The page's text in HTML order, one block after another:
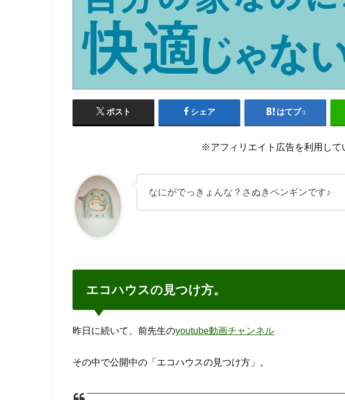
ポスト シェア はてブ3
※アフィリエイト広告を利用して
なにがでっきょんな？さぬきペンギンです♪
エコハウスの見つけ方。
昨日に続いて、前先生のyoutube動画チャンネル
その中で公開中の「エコハウスの見つけ方」。